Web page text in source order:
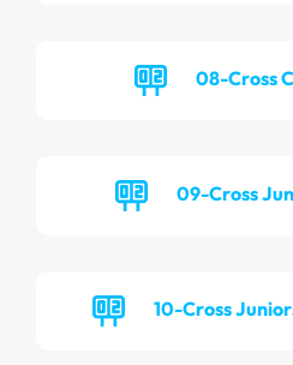
08-Cross
09-Cross
10-Cross